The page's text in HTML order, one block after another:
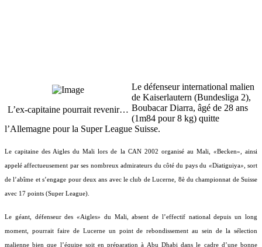
L’ex-capitaine pourrait revenir…
Le défenseur international malien
de Kaiserlautern (Bundesliga 2),
Boubacar Diarra, âgé de 28 ans
(1m84 pour 8 kg) quitte
l’Allemagne pour la Super League Suisse.
Le capitaine des Aigles du Mali lors de la CAN 2002 organisé au Mali, «Becken», ainsi
appelé affectueusement par ses nombreux admirateurs du côté du pays du «Diatiguiya», sort
de l’abîme et s’engage pour deux ans avec le club de Lucerne, 8è du championnat de Suisse
avec 17 points (Super League).
Le géant, défenseur des«Aigles» du Mali, absent de l’effectif national depuis un long
moment, pourrait faire de Lucerne un point de rebondissement au sein de la sélection
malienne bien que l’équipe soit en préparation à Abu Dhabi dans le cadre d’une bonne